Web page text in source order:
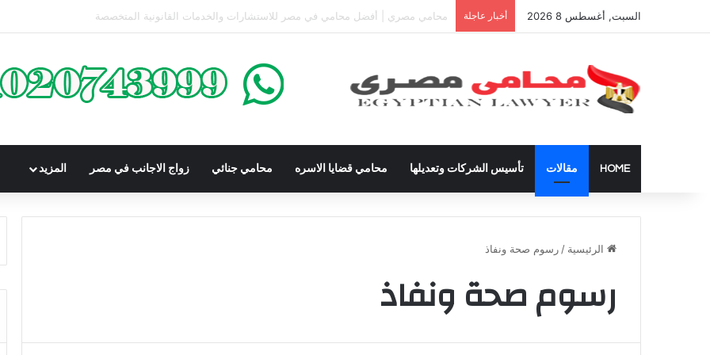
السبت, أغسطس 8 2026 أخبار عاجلة دعوى تعيين قيم على المحكوم عليه بعقوبة سالبة للحرية | الشروط والصيغة القانونية
HOME مقالات تأسيس الشركات وتعديلها محامي قضايا الاسره محامي جنائي زواج الاجانب في مصر المزيد
الرئيسية / رسوم صحة ونفاذ
رسوم صحة ونفاذ